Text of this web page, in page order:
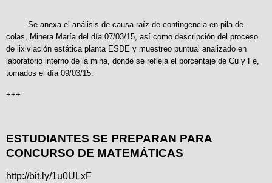
Se anexa el análisis de causa raíz de contingencia en pila de
colas, Minera María del día 07/03/15, así como descripción del proceso
de lixiviación estática planta ESDE y muestreo puntual analizado en
laboratorio interno de la mina, donde se refleja el porcentaje de Cu y Fe,
tomados el día 09/03/15.
+++
ESTUDIANTES SE PREPARAN PARA
CONCURSO DE MATEMÁTICAS
http://bit.ly/1u0ULxF